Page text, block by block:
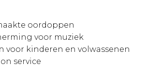
oordoppen
voor muziek
voor kinderen en volwassenen
service